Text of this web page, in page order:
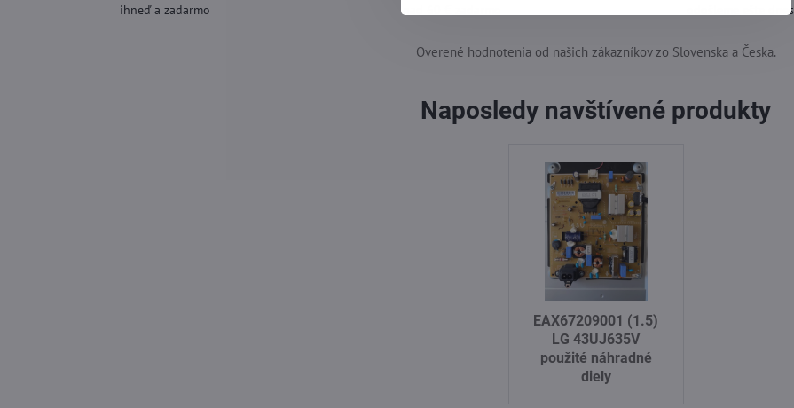
ihneď a zadarmo odošleme ešte dnes
Overené hodnotenia od našich zákazníkov zo Slovenska a Česka.
Naposledy navštívené produkty
EAX67209001 (1.5)
LG 43UJ635V
použité náhradné
diely